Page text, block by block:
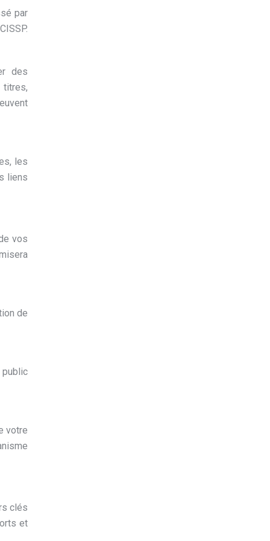
par
des
titres,
les
liens
vos
de
public
votre
clés
et